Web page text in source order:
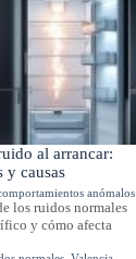
al arrancar:
y causas
anómalos
los ruidos normales
y cómo afecta